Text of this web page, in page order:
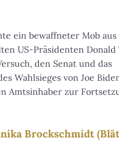
ein bewaffneter Mob
US-Präsidenten
den Senat und das
Wahlsieges von Joe
Amtsinhaber zur
Brockschmidt